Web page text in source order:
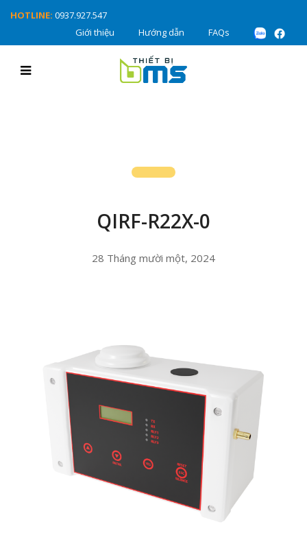
HOTLINE: 0937.927.547
Giới thiệu
Hướng dẫn FAQs
QIRF-R22X-0
28 Tháng mười một, 2024